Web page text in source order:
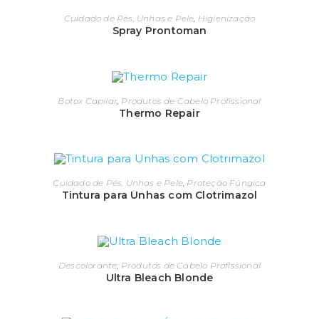
Cuidado de Pés, Unhas e Pele, Higienização
Spray Prontoman
Botox Capilar Produtos de Cabelo Profissional
Thermo Repair
Cuidado de Pés, Unhas e Pele, Proteção Fúngica
Tintura para Unhas com Clotrimazol
Descolorante Produtos de Cabelo Profissional
Ultra Bleach Blonde